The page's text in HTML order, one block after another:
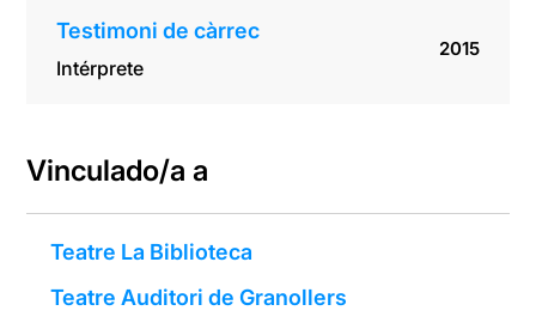
Testimoni de càrrec
Intérprete
2015
Vinculado/a a
Teatre La Biblioteca
Teatre Auditori de Granollers